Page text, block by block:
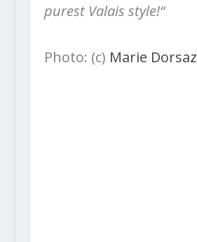
purest Valais style!“
Photo: (c) Marie Dorsaz